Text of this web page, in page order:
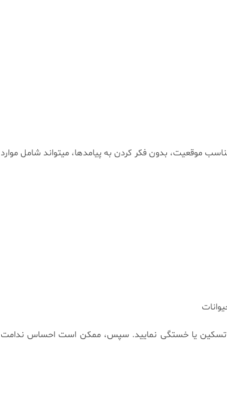
موقعیت، بدون فکر کردن به پیامدها، میتواند شامل
یا خستگی نمایید. سپس، ممکن است احساس ندامت،